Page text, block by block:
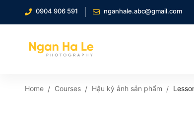
0904 906 591 nganhale.abc@gmail.com
Home Courses Hậu kỳ ảnh sản phẩm